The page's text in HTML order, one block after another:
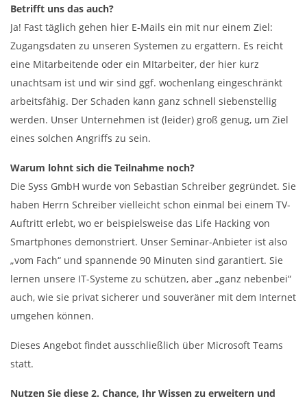
Betrifft uns das auch?
Ja! Fast täglich gehen hier E-Mails ein mit nur einem Ziel:
Zugangsdaten zu unseren Systemen zu ergattern. Es reicht
eine Mitarbeitende oder ein MItarbeiter, der hier kurz
unachtsam ist und wir sind ggf. wochenlang eingeschränkt
arbeitsfähig. Der Schaden kann ganz schnell siebenstellig
werden. Unser Unternehmen ist (leider) groß genug, um Ziel
eines solchen Angriffs zu sein.
Warum lohnt sich die Teilnahme noch?
Die Syss GmbH wurde von Sebastian Schreiber gegründet. Sie
haben Herrn Schreiber vielleicht schon einmal bei einem TV-
Auftritt erlebt, wo er beispielsweise das Life Hacking von
Smartphones demonstriert. Unser Seminar-Anbieter ist also
„vom Fach“ und spannende 90 Minuten sind garantiert. Sie
lernen unsere IT-Systeme zu schützen, aber „ganz nebenbei“
auch, wie sie privat sicherer und souveräner mit dem Internet
umgehen können.
Dieses Angebot findet ausschließlich über Microsoft Teams
statt.
Nutzen Sie diese 2. Chance, Ihr Wissen zu erweitern und